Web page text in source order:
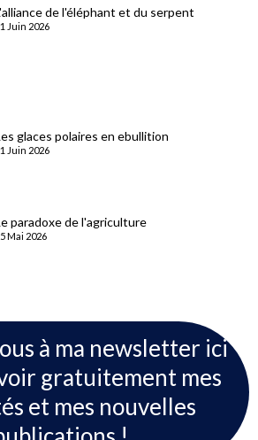
de l'éléphant et du serpent
Juin 2026
glaces polaires en ebullition
Juin 2026
paradoxe de l'agriculture
Mai 2026
à ma newsletter ici
gratuitement mes
et mes nouvelles